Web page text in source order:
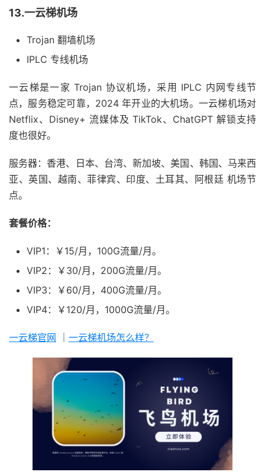
13.一云梯机场
Trojan 翻墙机场
IPLC 专线机场
一云梯是一家 Trojan 协议机场，采用 IPLC 内网专线节
点，服务稳定可靠，2024 年开业的大机场。一云梯机场对
Netflix、Disney+ 流媒体及 TikTok、ChatGPT 解锁支持
度也很好。
服务器：香港、日本、台湾、新加坡、美国、韩国、马来西
亚、英国、越南、菲律宾、印度、土耳其、阿根廷 机场节
点。
套餐价格：
VIP1：￥15/月，100G流量/月。
VIP2：￥30/月，200G流量/月。
VIP3：￥60/月，400G流量/月。
VIP4：￥120/月，1000G流量/月。
一云梯官网 一云梯机场怎么样？